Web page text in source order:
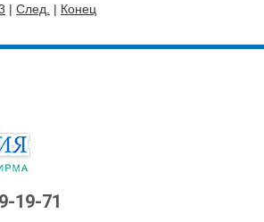
| След. | Конец
19-71